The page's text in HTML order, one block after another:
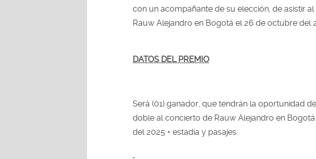
con un acompañante de su elección, de asistir
Rauw Alejandro en Bogotá el 26 de octubre del
DATOS DEL PREMIO
Será (01) ganador, que tendrán la oportunidad
doble al concierto de Rauw Alejandro en
del 2025 + estadía y pasajes.